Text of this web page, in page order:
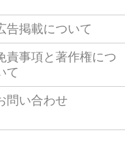
告掲載について
責事項と著作権につ
て
問い合わせ